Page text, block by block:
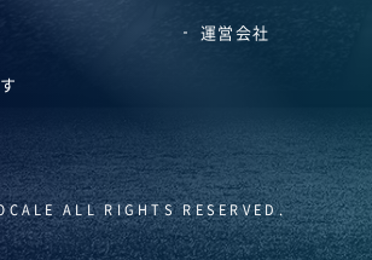
運営会社
ALL RIGHTS RESERVED.